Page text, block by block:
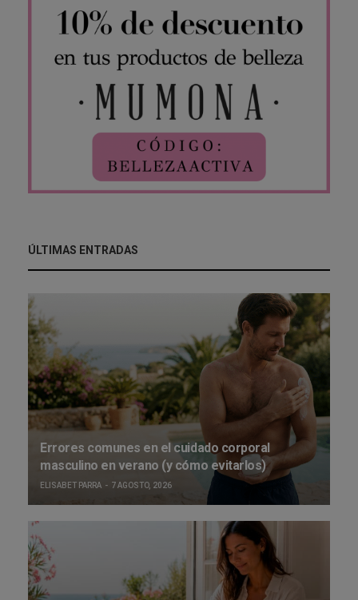
ÚLTIMAS ENTRADAS
Errores comunes en el cuidado corporal
masculino en verano (y cómo evitarlos)
ELISABET PARRA 7 AGOSTO, 2026